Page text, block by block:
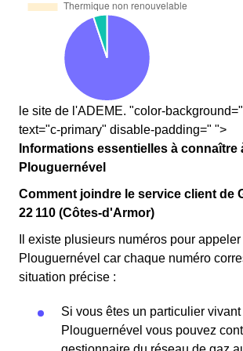
le site de l'ADEME. "color-
text="c-primary" disable-padding=" ">
Informations essentielles à connaître
Plouguernével
Comment joindre le service client de
22 110 (Côtes-d'Armor)
Il existe plusieurs numéros pour
Plouguernével car chaque numéro
situation précise :
Si vous êtes un particulier vivant
Plouguernével vous pouvez